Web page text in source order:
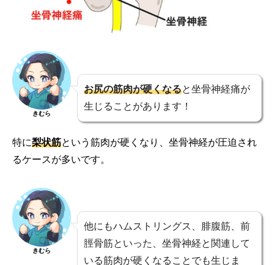
きむら
お尻の筋肉が硬くなると坐骨神経痛が
生じることがあります！
特に梨状筋という筋肉が硬くなり、坐骨神経が圧迫され
るケースが多いです。
きむら
他にもハムストリングス、腓腹筋、前
脛骨筋といった、坐骨神経と関連して
いる筋肉が硬くなることでも生じま